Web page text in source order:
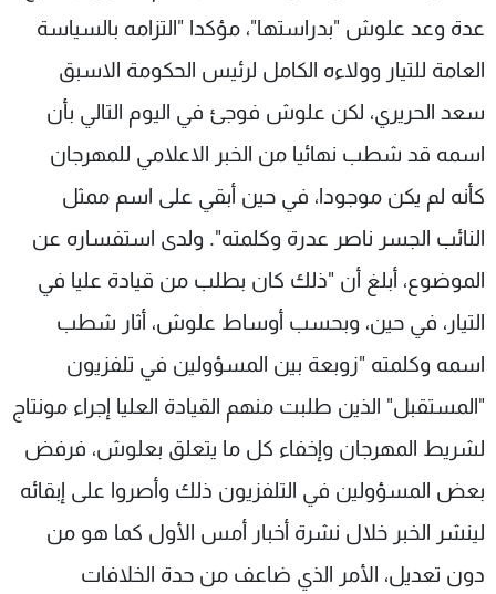
عدة وعد علوش "بدراستها"، مؤكدا "التزامه بالسياسة
العامة للتيار وولاءه الكامل لرئيس الحكومة الاسبق
سعد الحريري، لكن علوش فوجئ في اليوم التالي بأن
اسمه قد شطب نهائيا من الخبر الاعلامي للمهرجان
كأنه لم يكن موجودا، في حين أبقي على اسم ممثل
النائب الجسر ناصر عدرة وكلمته". ولدى استفساره عن
الموضوع، أبلغ أن "ذلك كان بطلب من قيادة عليا في
التيار، في حين، وبحسب أوساط علوش، أثار شطب
اسمه وكلمته "زوبعة بين المسؤولين في تلفزيون
"المستقبل" الذين طلبت منهم القيادة العليا إجراء مونتاج
لشريط المهرجان وإخفاء كل ما يتعلق بعلوش، فرفض
بعض المسؤولين في التلفزيون ذلك وأصروا على إبقائه
لينشر الخبر خلال نشرة أخبار أمس الأول كما هو من
دون تعديل، الأمر الذي ضاعف من حدة الخلافات